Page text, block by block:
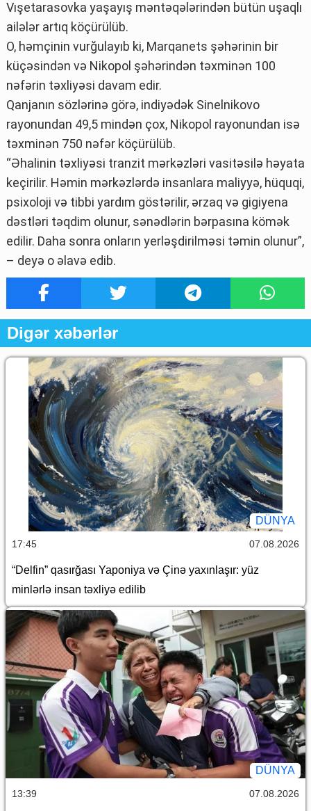
Vışetarasovka yaşayış məntəqələrindən bütün uşaqlı
ailələr artıq köçürülüb.
O, həmçinin vurğulayıb ki, Marqanets şəhərinin bir
küçəsindən və Nikopol şəhərindən təxminən 100
nəfərin təxliyəsi davam edir.
Qanjanın sözlərinə görə, indiyədək Sinelnikovo
rayonundan 49,5 mindən çox, Nikopol rayonundan isə
təxminən 750 nəfər köçürülüb.
“Əhalinin təxliyəsi tranzit mərkəzləri vasitəsilə həyata
keçirilir. Həmin mərkəzlərdə insanlara maliyyə, hüquqi,
psixoloji və tibbi yardım göstərilir, ərzaq və gigiyena
dəstləri təqdim olunur, sənədlərin bərpasına kömək
edilir. Daha sonra onların yerləşdirilməsi təmin olunur”,
– deyə o əlavə edib.
Digər xəbərlər
DÜNYA
17:45 07.08.2026
“Delfin” qasırğası Yaponiya və Çinə yaxınlaşır: yüz
minlərlə insan təxliyə edilib
DÜNYA
13:39 07.08.2026